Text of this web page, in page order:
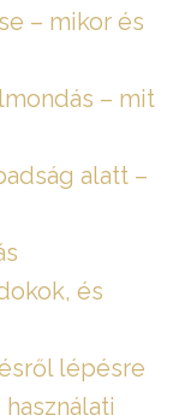
– mikor és
– mit
alatt –
és
lépésre